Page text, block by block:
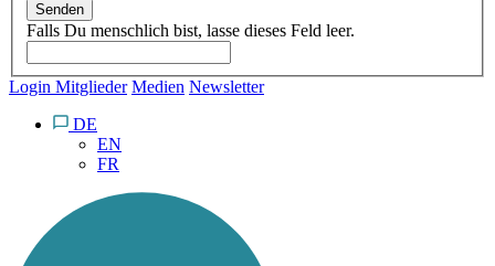
Senden
Falls Du menschlich bist, lasse dieses Feld leer.
Login Mitglieder Medien Newsletter
DE
EN
FR